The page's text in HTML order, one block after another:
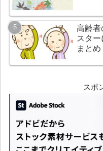
高齢
スタ
まとめ
スポ